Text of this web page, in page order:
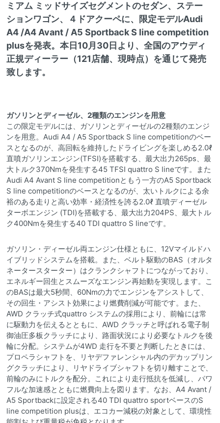
ミアム ミッドサイズセグメントのセダン、ステー
ションワゴン、４ドアクーペに、限定モデルAudi
A4 /A4 Avant / A5 Sportback S line competition
plusを発表。本日10月30日より、全国のアウディ
正規ディーラー（121店舗、現時点）を通じて発売
致します。
ガソリンとディーゼル、2種類のエンジンを用意
この限定モデルには、ガソリンとディーゼルの2種類のエンジ
ンを用意。Audi A4 / A5 Sportback S line competitionのベー
スとなるのが、高回転を維持したドライビングを楽しめる2.0ℓ
直噴ガソリンエンジン(TFSI)を搭載する、最大出力265ps、最
大トルク370Nmを発生する45 TFSI quattro S lineです。また
Audi A4 Avant S line competitionともう一方のA5 Sportback
S line competitionのベースとなるのが、太いトルクによる余
裕のある走りと高い効率・経済性を誇る2.0ℓ 直噴ディーゼル
ターボエンジン (TDI)を搭載する、最大出力204PS、最大トル
ク400Nmを発生する40 TDI quattro S lineです。
ガソリン・ディーゼル両エンジン仕様ともに、12Vマイルドハ
イブリッドシステムを搭載。また、ベルト駆動のBAS（オルタ
ネータースターター）はクランクシャフトにつながっており、
エネルギー回生とスムーズなエンジン再始動を実現します。こ
のBASは最大5秒間、60Nmの力でエンジンをアシストして、
その回生・アシスト効果により燃費削減が可能です。また、
AWD クラッチ式quattro システムの採用により、前輪には常
に駆動力を伝えるとともに、AWD クラッチと呼ばれる電子制
御油圧多板クラッチにより、路面状況により必要なトルクを後
輪に分配。システムが4WD 走行を不要と判断したときには、
プロペラシャフトを、リヤデファレンシャル内のデカップリン
グクラッチにより、リヤドライブシャフトを切り離すことで、
前輪のみにトルクを配分。これにより走行抵抗を低減し、パワ
フルな加速感とともに燃費向上を図ります。なお、A4 Avant /
A5 Sportbackに設定される40 TDI quattro sportベースのS
line competition plusは、エコカー減税の対象として、環境性